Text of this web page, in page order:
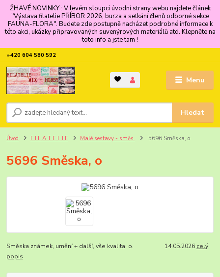
ŽHAVÉ NOVINKY : V levém sloupci úvodní strany webu najdete článek
"Výstava filatelie PŘÍBOR 2026, burza a setkání členů odborné sekce
FAUNA-FLORA". Budete zde postupně nacházet podrobné informace k
této akci, ukázky připravovaných suvenýrových materiálů atd. Klepněte na
toto info a jste tam !
Menu
Hledat
+420 604 580 592
Úvod F I L A T E L I E Malé sestavy - směs. 5696 Směska, o
5696 Směska, o
Směska známek, umění + další, vše kvalita o. 14.05.2026 celý
popis